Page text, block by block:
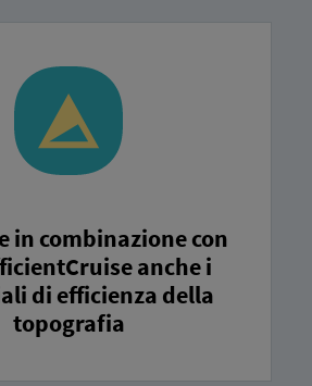
in combinazione con
anche i
di efficienza della
topografia